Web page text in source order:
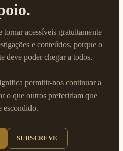
tornar acessíveis gratuitamente
e conteúdos, porque o
deve poder chegar a todos.
permitir-nos continuar a
o que outros prefeririam que
escondido.
SUBSCREVE